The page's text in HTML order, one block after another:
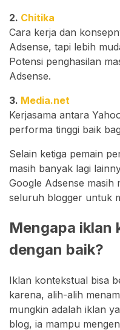
2. Chitika
Cara kerja dan
Adsense, tapi lebih
Potensi penghasilan
Adsense.
3. Media.net
Kerjasama antara
performa tinggi baik
Selain ketiga pemain
masih banyak lagi
Google Adsense masih
seluruh blogger untuk
Mengapa iklan
dengan baik?
Iklan kontekstual bisa
karena, alih-alih
mungkin adalah iklan
blog, ia mampu